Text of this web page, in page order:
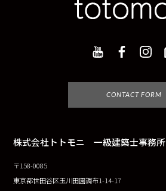
CONTACT FORM
株式会社トトモニ 一級建築士事務所
〒158-0085
東京都世田谷区玉川田園調布1-14-17